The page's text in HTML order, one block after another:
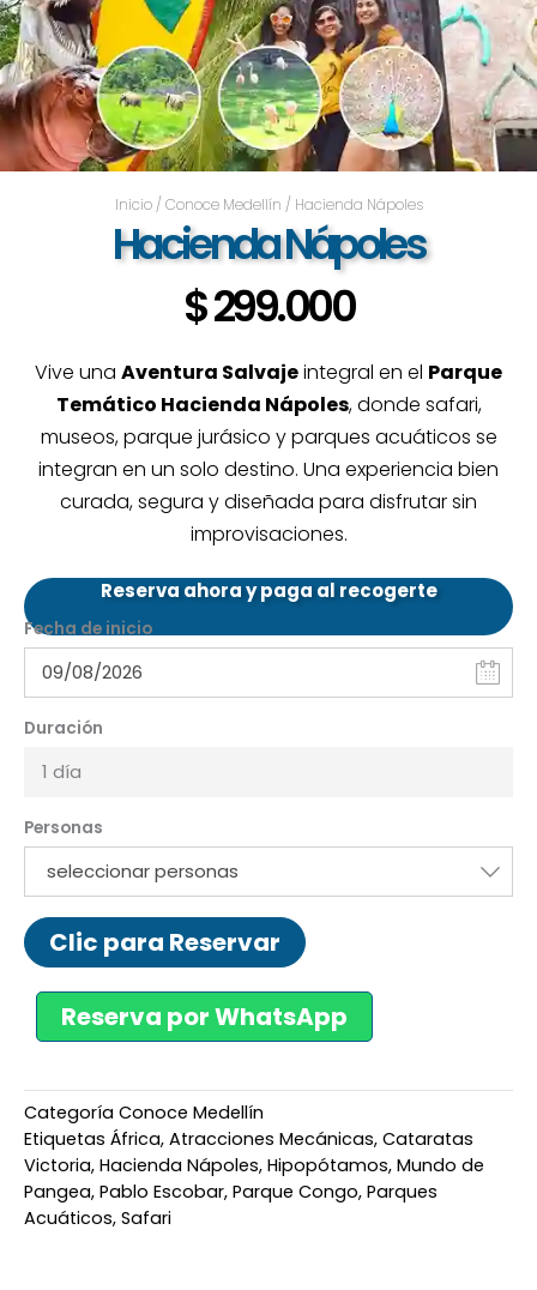
Inicio/ Conoce Medellín / Hacienda Nápoles
Hacienda Nápoles
$299.000
Vive una Aventura Salvajeintegral en el Parque
Temático Hacienda Nápoles, donde safari,
museos, parque jurásico y parques acuáticos se
integran en un solo destino. Una experiencia bien
curada, segura y diseñada para disfrutar sin
improvisaciones.
Reserva ahora y paga al recogerte
Fecha de inicio
Duración
1 día
Personas
seleccionar personas
Clic para Reservar
Reserva por WhatsApp
Categoría Conoce Medellín
Etiquetas África, Atracciones Mecánicas, Cataratas
Victoria, Hacienda Nápoles, Hipopótamos, Mundo de
Pangea, Pablo Escobar, Parque Congo, Parques
Acuáticos, Safari